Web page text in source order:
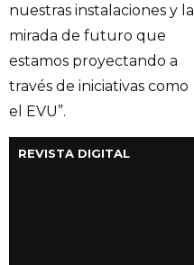
nuestras instalaciones y la
mirada de futuro que
estamos proyectando a
través de iniciativas como
el EVU”.
REVISTA DIGITAL